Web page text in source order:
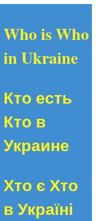
Who is Who
in Ukraine
Кто есть
Кто в
Украине
Хто є Хто
в Україні